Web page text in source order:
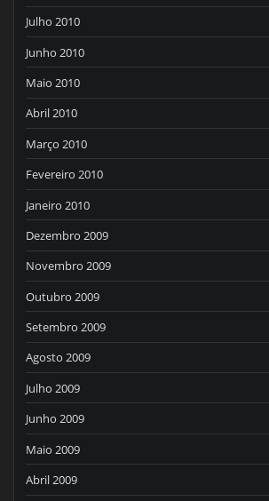
Julho 2010
Junho 2010
Maio 2010
Abril 2010
Março 2010
Fevereiro 2010
Janeiro 2010
Dezembro 2009
Novembro 2009
Outubro 2009
Setembro 2009
Agosto 2009
Julho 2009
Junho 2009
Maio 2009
Abril 2009